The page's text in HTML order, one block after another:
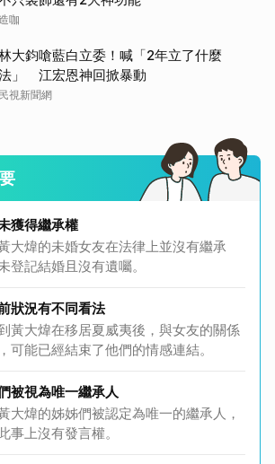
咖
大鈞嗆藍白立委！喊「2年立了什麼
」 江宏恩神回掀暴動
民視新聞網
獲得繼承權
大煒的未婚女友在法律上並沒有繼承
登記結婚且沒有遺囑。
狀況有不同看法
黃大煒在移居夏威夷後，與女友的關係
可能已經結束了他們的情感連結。
被視為唯一繼承人
大煒的姊姊們被認定為唯一的繼承人，
事上沒有發言權。